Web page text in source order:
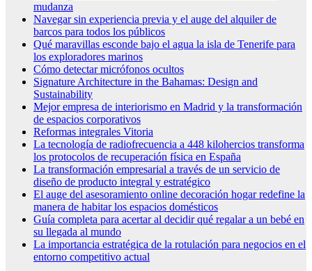
mudanza
Navegar sin experiencia previa y el auge del alquiler de
barcos para todos los públicos
Qué maravillas esconde bajo el agua la isla de Tenerife para
los exploradores marinos
Cómo detectar micrófonos ocultos
Signature Architecture in the Bahamas: Design and
Sustainability
Mejor empresa de interiorismo en Madrid y la transformación
de espacios corporativos
Reformas integrales Vitoria
La tecnología de radiofrecuencia a 448 kilohercios transforma
los protocolos de recuperación física en España
La transformación empresarial a través de un servicio de
diseño de producto integral y estratégico
El auge del asesoramiento online decoración hogar redefine la
manera de habitar los espacios domésticos
Guía completa para acertar al decidir qué regalar a un bebé en
su llegada al mundo
La importancia estratégica de la rotulación para negocios en el
entorno competitivo actual